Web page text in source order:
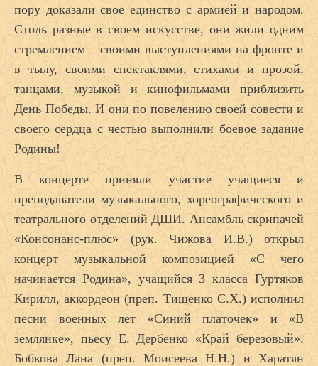
пору доказали свое единство с армией и народом.
Столь разные в своем искусстве, они жили одним
стремлением – своими выступлениями на фронте и
в тылу, своими спектаклями, стихами и прозой,
танцами, музыкой и кинофильмами приблизить
День Победы. И они по повелению своей совести и
своего сердца с честью выполнили боевое задание
Родины!
В концерте приняли участие учащиеся и
преподаватели музыкального, хореографического и
театрального отделений ДШИ. Ансамбль скрипачей
«Консонанс-плюс» (рук. Чижова И.В.) открыл
концерт музыкальной композицией «С чего
начинается Родина», учащийся 3 класса Гуртяков
Кирилл, аккордеон (преп. Тищенко С.Х.) исполнил
песни военных лет «Синий платочек» и «В
землянке», пьесу Е. Дербенко «Край березовый».
Бобкова Лана (преп. Моисеева Н.Н.) и Харатян